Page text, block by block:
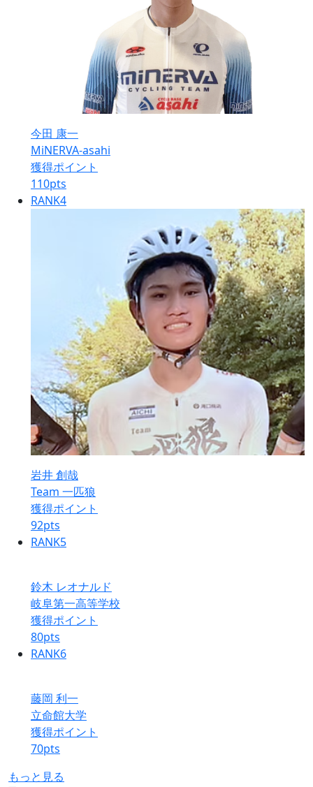
今田 康一
MiNERVA-asahi
獲得ポイント
110pts
RANK4
岩井 創哉
Team 一匹狼
獲得ポイント
92pts
RANK5
鈴木 レオナルド
岐阜第一高等学校
獲得ポイント
80pts
RANK6
藤岡 利一
立命館大学
獲得ポイント
70pts
もっと見る